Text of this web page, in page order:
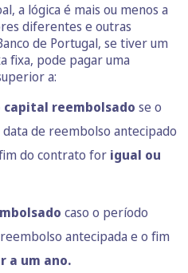
a lógica é mais ou menos a
diferentes e outras
de Portugal, se tiver um
fixa, pode pagar uma
a:
capital reembolsado se o
de reembolso antecipado
do contrato for igual ou
caso o período
antecipada e o fim
a um ano.